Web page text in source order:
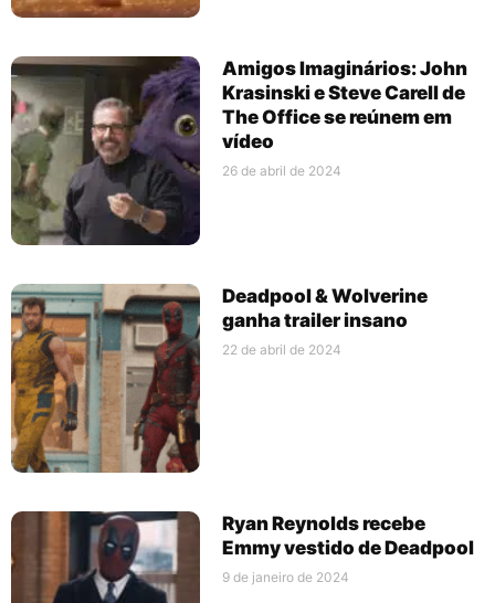
Amigos Imaginários: John
Krasinski e Steve Carell de
The Office se reúnem em
vídeo
26 de abril de 2024
Deadpool & Wolverine
ganha trailer insano
22 de abril de 2024
Ryan Reynolds recebe
Emmy vestido de Deadpool
9 de janeiro de 2024